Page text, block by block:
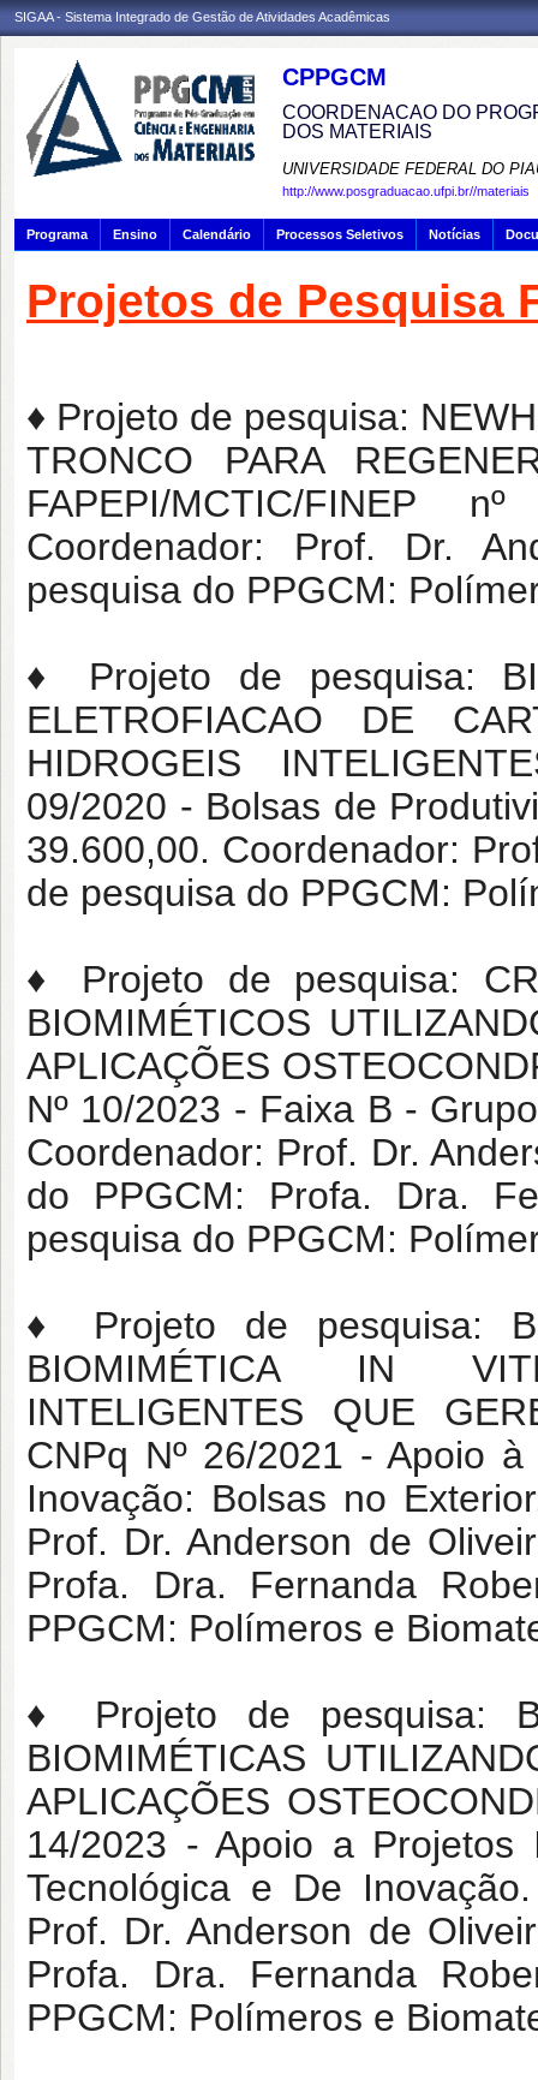
SIGAA - Sistema Integrado de Gestão de Atividades Acadêmicas
CPPGCM
COORDENACAO DO
DOS MATERIAIS
UNIVERSIDADE FEDERAL DO
http://www.posgraduacao.ufpi.br//materiais
Programa Ensino Calendário Processos Seletivos Notícias
Projetos de Pesquisa
♦ Projeto de pesquisa:
TRONCO PARA
FAPEPI/MCTIC/FINEP
Coordenador: Prof. Dr.
pesquisa do PPGCM:
♦ Projeto de pesquisa:
ELETROFIACAO DE
HIDROGEIS
09/2020 - Bolsas de
39.600,00. Coordenador:
de pesquisa do PPGCM:
♦ Projeto de pesquisa:
BIOMIMÉTICOS
APLICAÇÕES
Nº 10/2023 - Faixa B -
Coordenador: Prof. Dr.
do PPGCM: Profa. Dra.
pesquisa do PPGCM:
♦ Projeto de pesquisa:
BIOMIMÉTICA IN
INTELIGENTES QUE
CNPq Nº 26/2021 - Apoio
Inovação: Bolsas no
Prof. Dr. Anderson de
Profa. Dra. Fernanda
PPGCM: Polímeros e
♦ Projeto de pesquisa:
BIOMIMÉTICAS
APLICAÇÕES
14/2023 - Apoio a Projetos
Tecnológica e De
Prof. Dr. Anderson de
Profa. Dra. Fernanda
PPGCM: Polímeros e